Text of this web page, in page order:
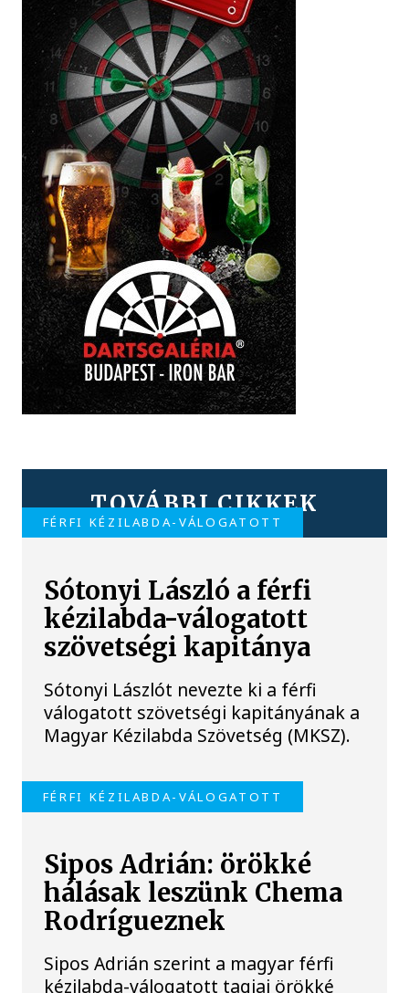
TOVÁBBI CIKKEK
FÉRFI KÉZILABDA-VÁLOGATOTT
Sótonyi László a férfi
kézilabda-válogatott
szövetségi kapitánya
Sótonyi Lászlót nevezte ki a férfi
válogatott szövetségi kapitányának a
Magyar Kézilabda Szövetség (MKSZ).
FÉRFI KÉZILABDA-VÁLOGATOTT
Sipos Adrián: örökké
hálásak leszünk Chema
Rodrígueznek
Sipos Adrián szerint a magyar férfi
kézilabda-válogatott tagjai örökké